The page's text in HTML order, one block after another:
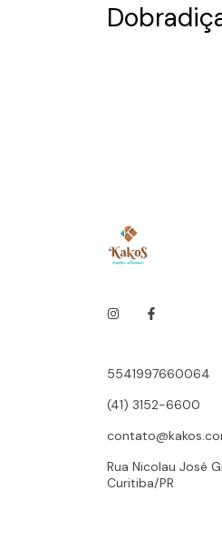
5541997660064
(41) 3152-6600
Rua Nicolau José
Curitiba/PR